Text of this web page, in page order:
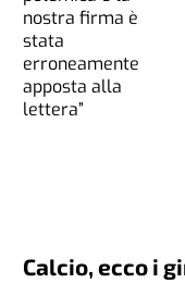
Calcio, ecco i